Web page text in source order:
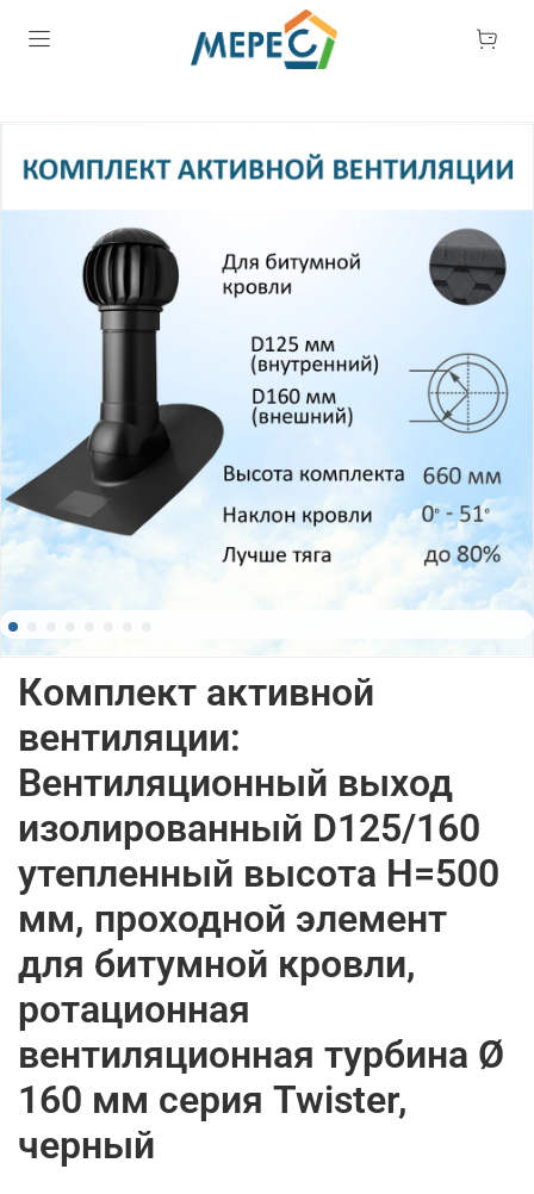
Комплект активной
вентиляции:
Вентиляционный выход
изолированный D125/160
утепленный высота H=500
мм, проходной элемент
для битумной кровли,
ротационная
вентиляционная турбина Ø
160 мм серия Twister,
черный